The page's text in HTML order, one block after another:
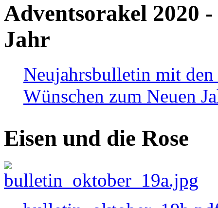
Adventsorakel 2020
Jahr
Neujahrsbulletin mit den
Wünschen zum Neuen
Eisen und die Rose